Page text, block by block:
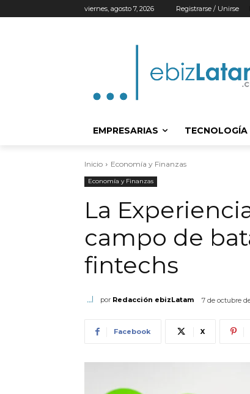
viernes, agosto 7, 2026 Registrarse / Unirse
EMPRESARIAS TECNOLOGÍA
Inicio Economía y Finanzas
Economía y Finanzas
La
campo de
fintechs
por Redacción ebizLatam 7 de octubre
Facebook X